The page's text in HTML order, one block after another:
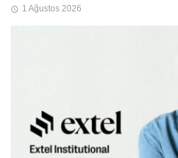
1 Ağustos 2026